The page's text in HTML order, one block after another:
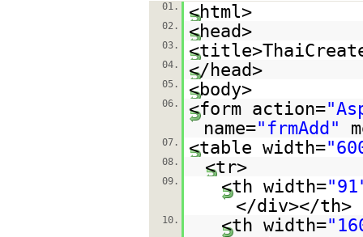
01. <html>
02. <head>
03.
04. </head>
05. <body>
06. <form action=
name="frmAdd"
07. <table width=
08. <tr>
09. <th width=
</div></th>
10. <th width=